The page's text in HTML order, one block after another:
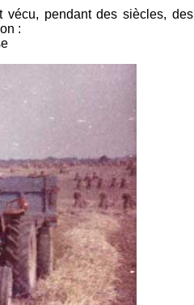
pendant des siècles, des
: